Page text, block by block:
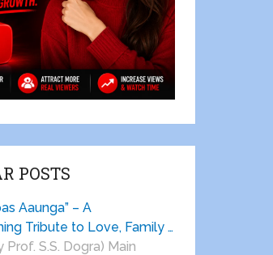
POSTS
Aaunga” – A
Tribute to Love, Family …
Prof. S.S. Dogra) Main